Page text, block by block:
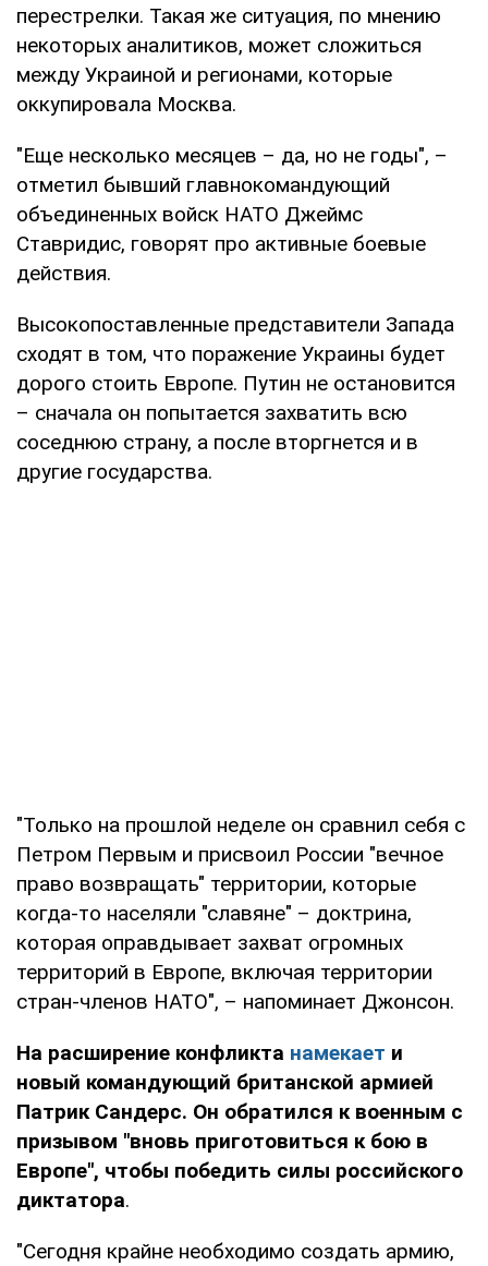
перестрелки. Такая же ситуация, по мнению
некоторых аналитиков, может сложиться
между Украиной и регионами, которые
оккупировала Москва.
"Еще несколько месяцев – да, но не годы", –
отметил бывший главнокомандующий
объединенных войск НАТО Джеймс
Ставридис, говорят про активные боевые
действия.
Высокопоставленные представители Запада
сходят в том, что поражение Украины будет
дорого стоить Европе. Путин не остановится
– сначала он попытается захватить всю
соседнюю страну, а после вторгнется и в
другие государства.
"Только на прошлой неделе он сравнил себя с
Петром Первым и присвоил России "вечное
право возвращать" территории, которые
когда-то населяли "славяне" – доктрина,
которая оправдывает захват огромных
территорий в Европе, включая территории
стран-членов НАТО", – напоминает Джонсон.
На расширение конфликта намекает и
новый командующий британской армией
Патрик Сандерс. Он обратился к военным с
призывом "вновь приготовиться к бою в
Европе", чтобы победить силы российского
диктатора.
"Сегодня крайне необходимо создать армию,